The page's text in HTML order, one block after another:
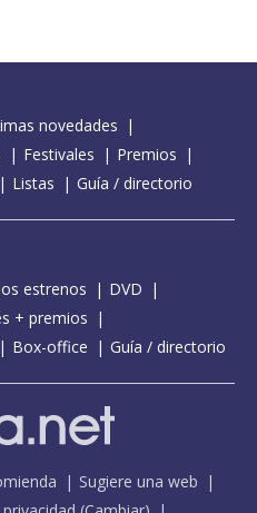
novedades
Festivales
Premios
Listas Guía / directorio
estrenos
DVD
+ premios
Box-office Guía / directorio
Sugiere una web